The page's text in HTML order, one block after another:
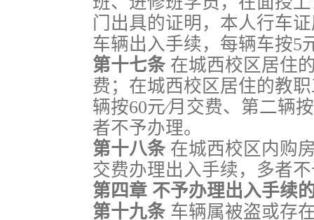
门出具的证明，本人行车
车辆出入手续，每辆车按5
第十七条 在城西校区居住
费；在城西校区居住的教
辆按60元∕月交费、第二辆
者不予办理。
第十八条 在城西校区内购
交费办理出入手续，多者
第四章 不予办理出入手续
第十九条 车辆属被盗或存